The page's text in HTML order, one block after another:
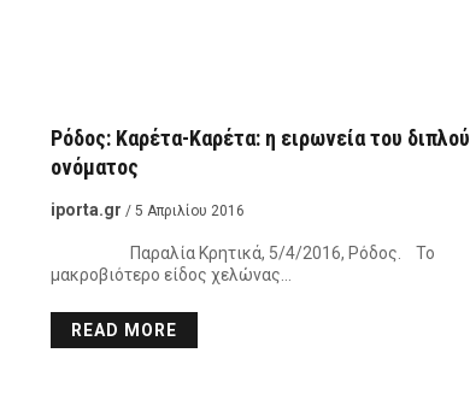
Ρόδος: Καρέτα-Καρέτα: η ειρωνεία του διπλού
ονόματος
iporta.gr / 5 Απριλίου 2016
Παραλία Κρητικά, 5/4/2016, Ρόδος. Το
μακροβιότερο είδος χελώνας…
READ MORE